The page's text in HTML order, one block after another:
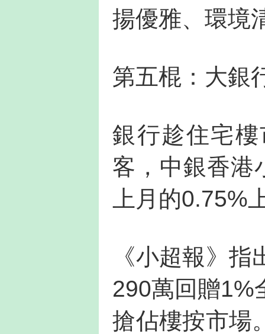
揚優雅、環境
第五棍：大銀
銀行趁住宅
客，中銀香港
上月的0.75%
《小超報》
290萬回贈1%
搶佔樓按市場